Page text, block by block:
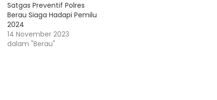
Satgas Preventif Polres
Berau Siaga Hadapi Pemilu
2024
14 November 2023
dalam "Berau"